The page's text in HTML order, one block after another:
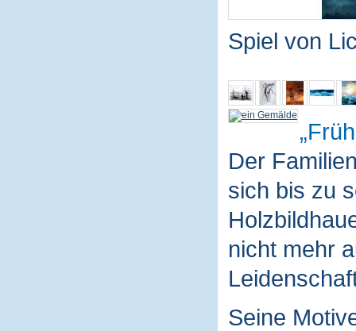
Spiel von
Der
sich bis zu
nicht mehr
Seine